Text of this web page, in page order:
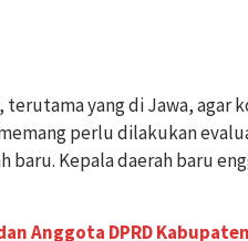
terutama yang di Jawa, agar
perlu dilakukan
baru. Kepala daerah baru
Anggota DPRD